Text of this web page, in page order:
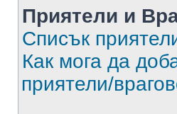
Приятели и
Списък
Как мога да
приятели/